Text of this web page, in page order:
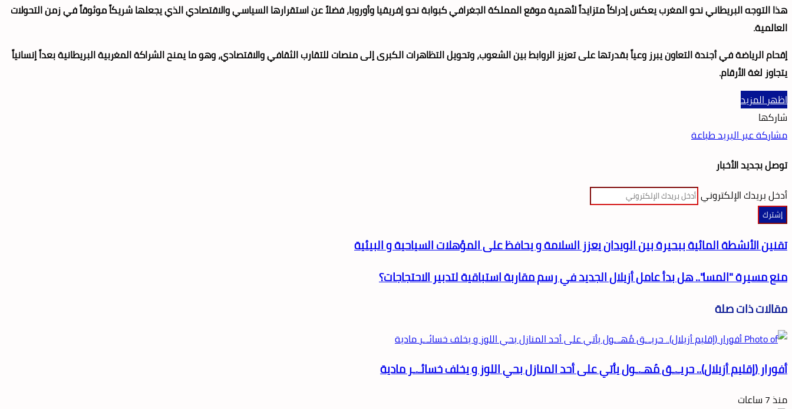
هذا التوجه البريطاني نحو المغرب يعكس إدراكاً متزايداً لأهمية موقع المملكة الجغرافي كبوابة نحو إفريقيا وأوروبا، فضلاً عن استقرارها السياسي والاقتصادي الذي يجعلها شريكاً موثوقاً في زمن التحولات
العالمية.
إقحام الرياضة في أجندة التعاون يبرز وعياً بقدرتها على تعزيز الروابط بين الشعوب، وتحويل التظاهرات الكبرى إلى منصات للتقارب الثقافي والاقتصادي، وهو ما يمنح الشراكة المغربية البريطانية بعداً إنسانياً
يتجاوز لغة الأرقام.
اظهر المزيد
شاركها
مشاركة عبر البريدطباعة
توصل بجديد الأخبار
أدخل بريدك الإلكتروني
تقنين الأنشطة المائية ببحيرة بين الويدان يعزز السلامة و يحافظ على المؤهلات السياحية و البيئية
منع مسيرة "المسا".. هل بدأ عامل أزيلال الجديد في رسم مقاربة استباقية لتدبير الاحتجاجات؟
مقالات ذات صلة
أفورار (إقليم أزيلال).. حريـ.ـق مُهـ.ـول يأتي على أحد المنازل بحي اللوز و يخلف خسائـ.ـر مادية
منذ 7 ساعات